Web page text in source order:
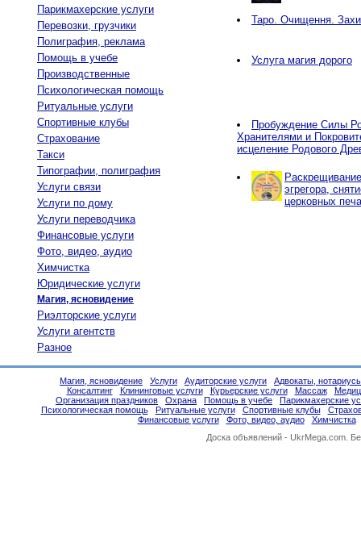
Парикмахерские услуги
Перевозки, грузчики
Полиграфия, реклама
Помощь в учебе
Производственные
Психологическая помощь
Ритуальные услуги
Спортивные клубы
Страхование
Такси
Типографии, полиграфия
Услуги связи
Услуги по дому
Услуги переводчика
Финансовые услуги
Фото, видео, аудио
Химчистка
Юридические услуги
Магия, ясновидение
Риэлторские услуги
Услуги агентств
Разное
Таро. Очищення.
Услуга магия дорого
Пробуждение Силы
Хранителями и
исцеление Родового
эгрегора,
церковных
Магия, ясновидение Услуги Аудиторские услуги
Адвокаты,
Консалтинг
Клининговые услуги Курьерские услуги Массаж
Организация праздников
Охрана Помощь в учебе
Парикмахерские
Психологическая помощь
Ритуальные услуги Спортивные клубы
Финансовые услуги
Фото, видео, аудио
Химчистка
Доска объявлений - UkrMega.com.